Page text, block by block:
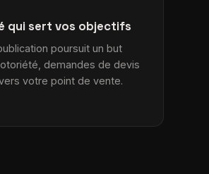
qui sert vos objectifs
poursuit un but
demandes de devis
votre point de vente.